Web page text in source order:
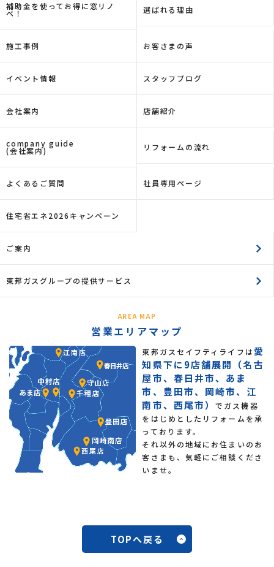
補助金を使ってお得に窓リノ
ベ！ 選ばれる理由
施工事例 お客さまの声
イベント情報 スタッフブログ
会社案内 店舗紹介
company guide
(会社案内) リフォームの流れ
よくあるご質問 社員専用ページ
住宅省エネ2026キャンペーン
ご案内
東邦ガスグループの提供サービス
AREA MAP
営業エリアマップ
東邦ガスセイフティライフは愛
知県下に9店舗展開（名古
屋市、春日井市、あま
市、豊田市、岡崎市、江
南市、西尾市）でガス機器
をはじめとしたリフォームを承
っております。
それ以外の地域にお住まいのお
客さまも、気軽にご相談くださ
いませ。
TOPへ戻る